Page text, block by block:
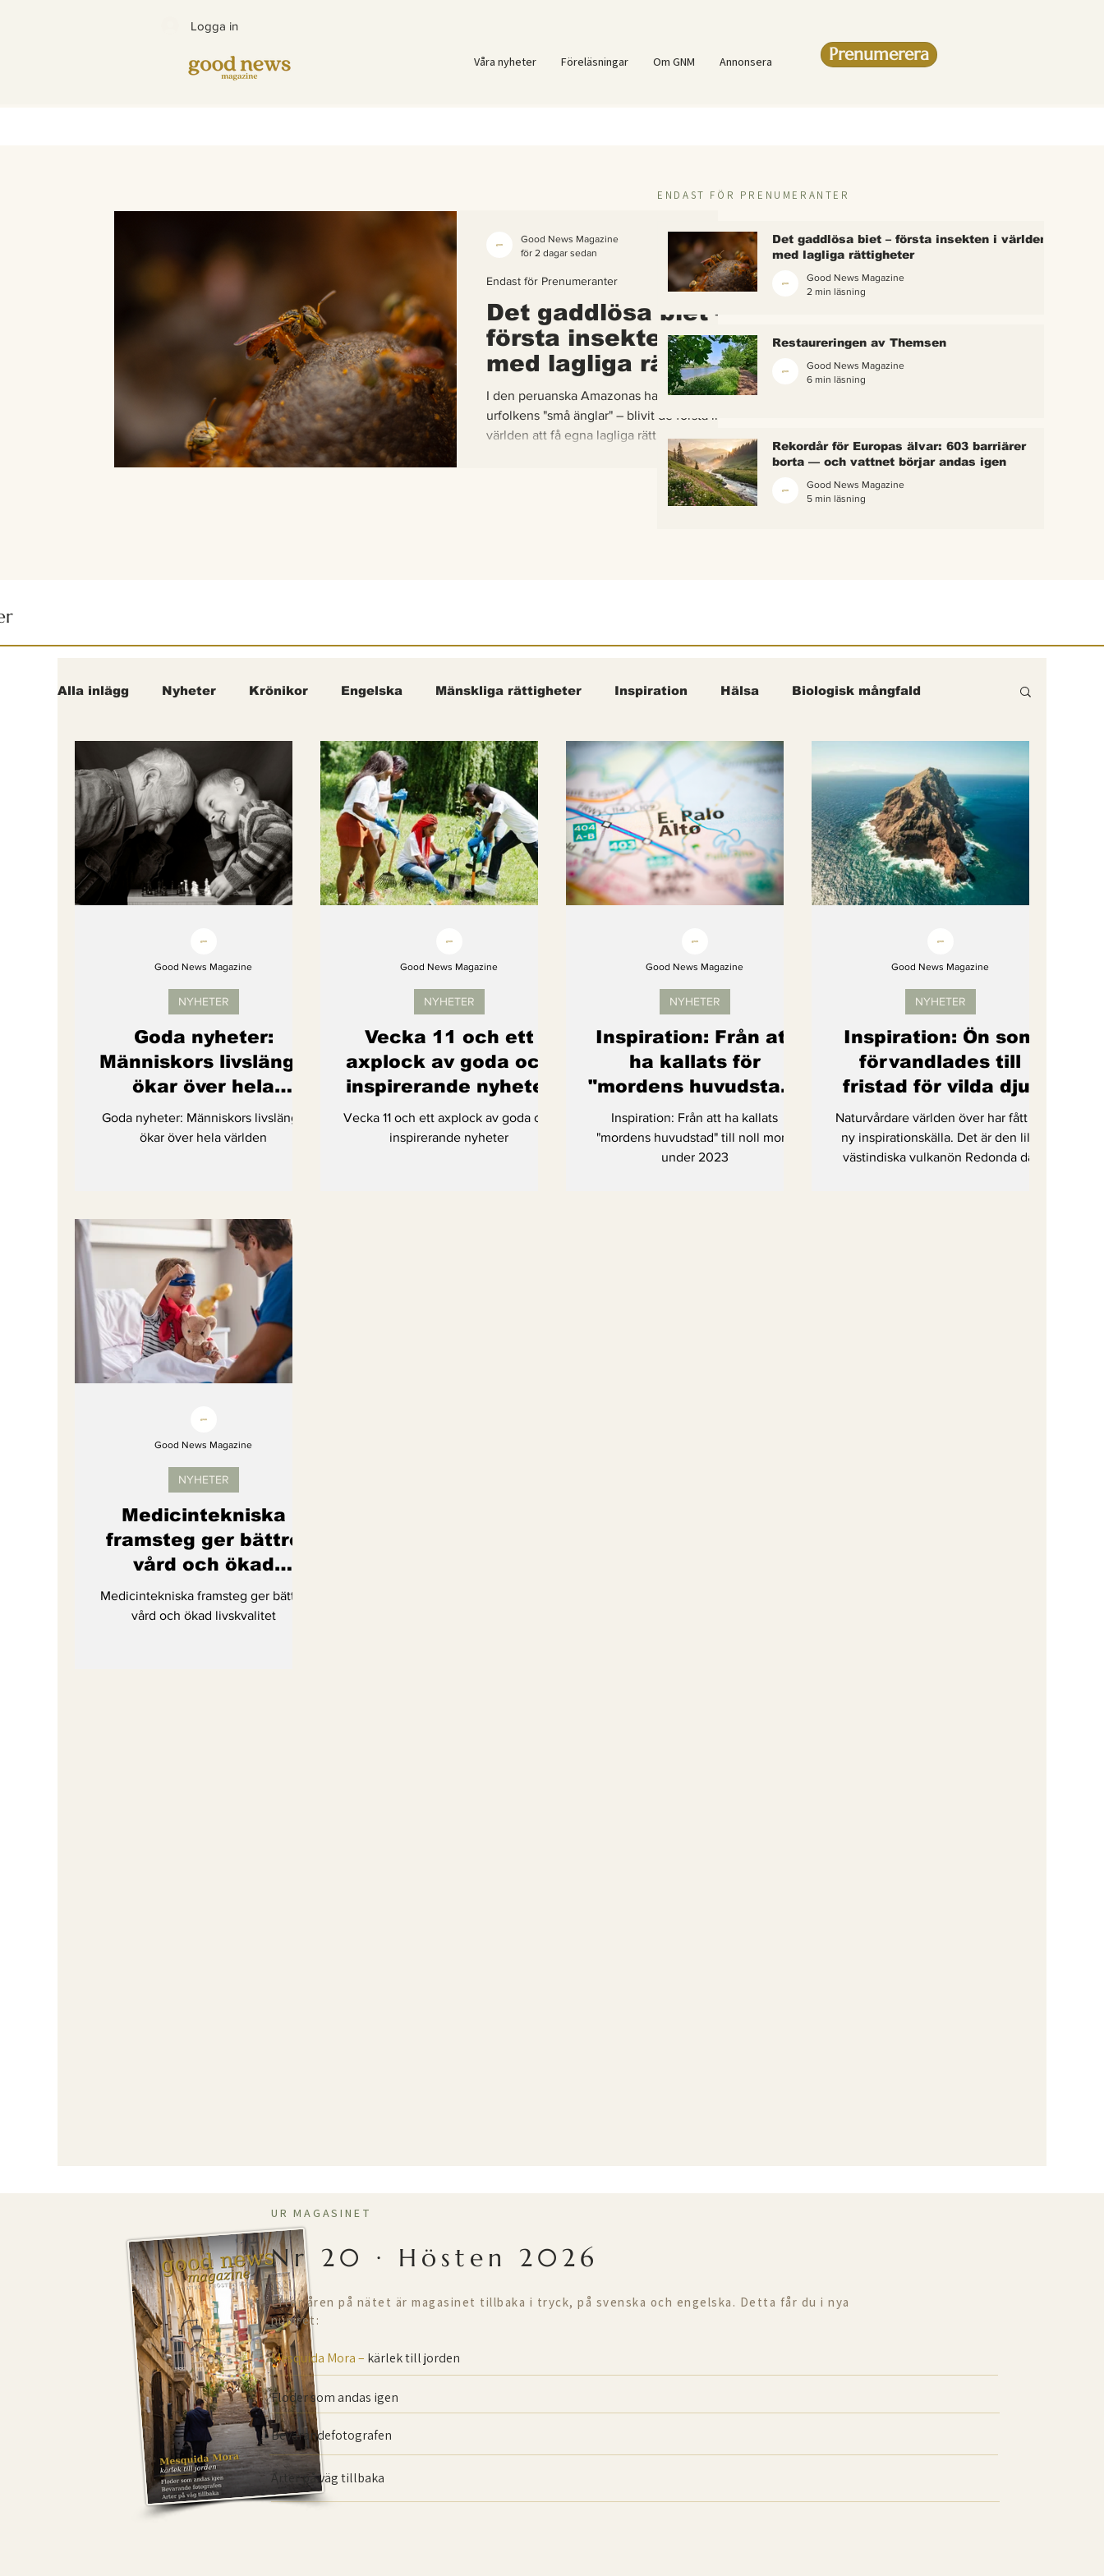
Logga in
Våra nyheter Föreläsningar Om GNM Annonsera Prenumerera
Det gaddlösa biet –
första insekten i världen
med lagliga rättigheter
I den peruanska Amazonas har de gaddlösa bina –
urfolkens "små änglar" – blivit de första insekterna i
världen att få egna lagliga rättigheter. En berättelse
om hur vetenskap, urfolkskunskap och juridik gick
samman för att skydda regnskogens minsta
Endast för Prenumeranter
Good News Magazine
för 2 dagar sedan
ENDAST FÖR PRENUMERANTER
Det gaddlösa biet – första insekten i världen
med lagliga rättigheter
Good News Magazine
2 min läsning
Restaureringen av Themsen
Good News Magazine
6 min läsning
Rekordår för Europas älvar: 603 barriärer
borta — och vattnet börjar andas igen
Good News Magazine
5 min läsning
Alla inlägg Nyheter Krönikor Engelska Mänskliga rättigheter Inspiration Hälsa Biologisk mångfald
Bättre värld Djurens rättigheter Kvinnors rättigheter Förnybar energi Artikel
fredligare värld Kände du till.... Erbjudanden Videoklipp Framsteg Arter som återhämtar sig
Endast för Prenumeranter
Goda nyheter:
Människors livslängd
ökar över hela
världen
Goda nyheter: Människors livslängd
ökar över hela världen
NYHETER
Good News Magazine
Vecka 11 och ett
axplock av goda och
inspirerande nyheter
Vecka 11 och ett axplock av goda och
inspirerande nyheter
NYHETER
Good News Magazine
Inspiration: Från att
ha kallats för
"mordens huvudstad"
till noll mord
Inspiration: Från att ha kallats
"mordens huvudstad" till noll mord
under 2023
NYHETER
Good News Magazine
Inspiration: Ön som
förvandlades till
fristad för vilda djur
Naturvårdare världen över har fått en
ny inspirationskälla. Det är den lilla
västindiska vulkanön Redonda där
NYHETER
Good News Magazine
Medicintekniska
framsteg ger bättre
vård och ökad
livskvalitet
Medicintekniska framsteg ger bättre
vård och ökad livskvalitet
NYHETER
Good News Magazine
UR MAGASINET
Nr 20 · Hösten 2026
Efter åren på nätet är magasinet tillbaka i tryck, på svenska och engelska. Detta får du i nya
numret:
Mesquida Mora – kärlek till jorden
Floder som andas igen
Bevarande­fotografen
Arter på väg tillbaka